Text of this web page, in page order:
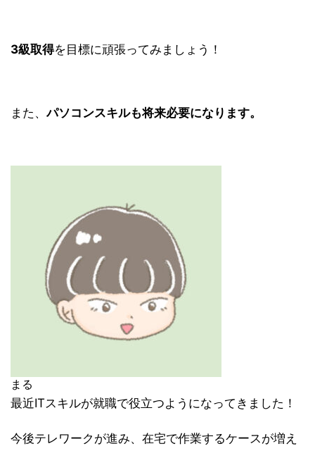
3級取得を目標に頑張ってみましょう！
また、パソコンスキルも将来必要になります。
まる
最近ITスキルが就職で役立つようになってきました！
今後テレワークが進み、在宅で作業するケースが増え